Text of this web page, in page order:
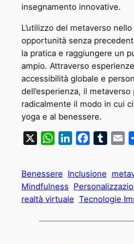
insegnamento innovative.
L’utilizzo del metaverso
opportunità senza
la pratica e raggiungere un
ampio. Attraverso
accessibilità globale e
dell’esperienza, il
radicalmente il modo in cui
yoga e al benessere.
WhatsAppLinkedInFacebookTumblr
Benessere Inclusione
Mindfulness
realtà virtuale Tecnologie